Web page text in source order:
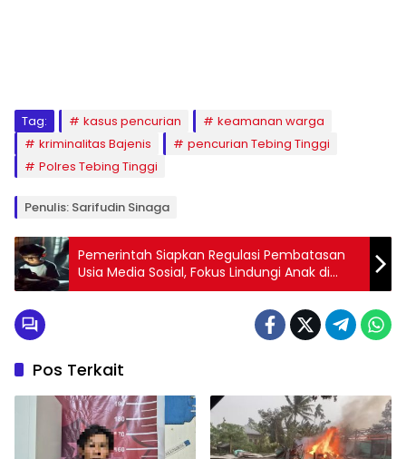
Tag: kasus pencurian
keamanan warga
kriminalitas Bajenis
pencurian Tebing Tinggi
Polres Tebing Tinggi
Penulis: Sarifudin Sinaga
Pemerintah Siapkan Regulasi Pembatasan
Usia Media Sosial, Fokus Lindungi Anak di
Dunia Digital
Pos Terkait